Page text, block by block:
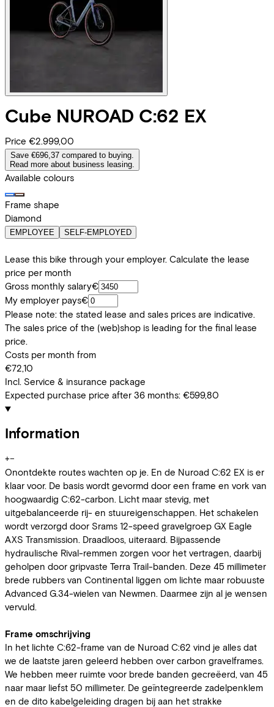
Cube NUROAD C:62 EX
Price €2.999,00
Save €696,37 compared to buying.
Read more about business leasing.
Available colours
Frame shape
Diamond
EMPLOYEE SELF-EMPLOYED
Lease this bike through your employer. Calculate the lease
price per month
Gross monthly salary€
My employer pays€
Please note: the stated lease and sales prices are indicative.
The sales price of the (web)shop is leading for the final lease
price.
Costs per month from
€72,10
Incl. Service & insurance package
Expected purchase price after 36 months: €599,80
Information
+−
Onontdekte routes wachten op je. En de Nuroad C:62 EX is er
klaar voor. De basis wordt gevormd door een frame en vork van
hoogwaardig C:62-carbon. Licht maar stevig, met
uitgebalanceerde rij- en stuureigenschappen. Het schakelen
wordt verzorgd door Srams 12-speed gravelgroep GX Eagle
AXS Transmission. Draadloos, uiteraard. Bijpassende
hydraulische Rival-remmen zorgen voor het vertragen, daarbij
geholpen door gripvaste Terra Trail-banden. Deze 45 millimeter
brede rubbers van Continental liggen om lichte maar robuuste
Advanced G.34-wielen van Newmen. Daarmee zijn al je wensen
vervuld.
Frame omschrijving
In het lichte C:62-frame van de Nuroad C:62 vind je alles dat
we de laatste jaren geleerd hebben over carbon gravelframes.
We hebben meer ruimte voor brede banden gecreëerd, van 45
naar maar liefst 50 millimeter. De geïntegreerde zadelpenklem
en de dito kabelgeleiding dragen bij aan het strakke